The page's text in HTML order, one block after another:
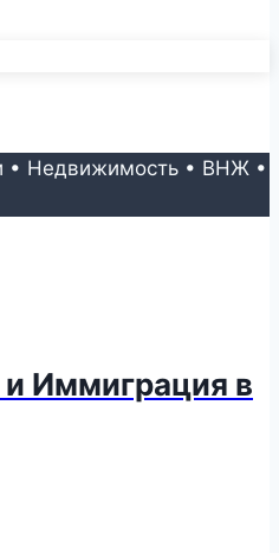
• Недвижимость • ВНЖ •
Иммиграция в